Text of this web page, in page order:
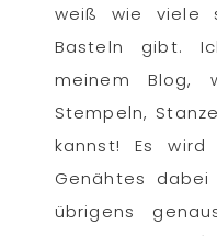
weiß wie viele
Basteln gibt.
meinem
Stempeln,
kannst! Es
Genähtes
übrigens